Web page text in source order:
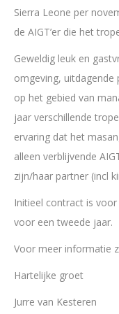
Sierra Leone per
de AIGT’er die het
Geweldig leuk en
omgeving,
op het gebied van
jaar verschillende
ervaring dat het
alleen verblijvende
zijn/haar partner (incl
Initieel contract is
voor een tweede jaar.
Voor meer informatie
Hartelijke groet
Jurre van Kesteren